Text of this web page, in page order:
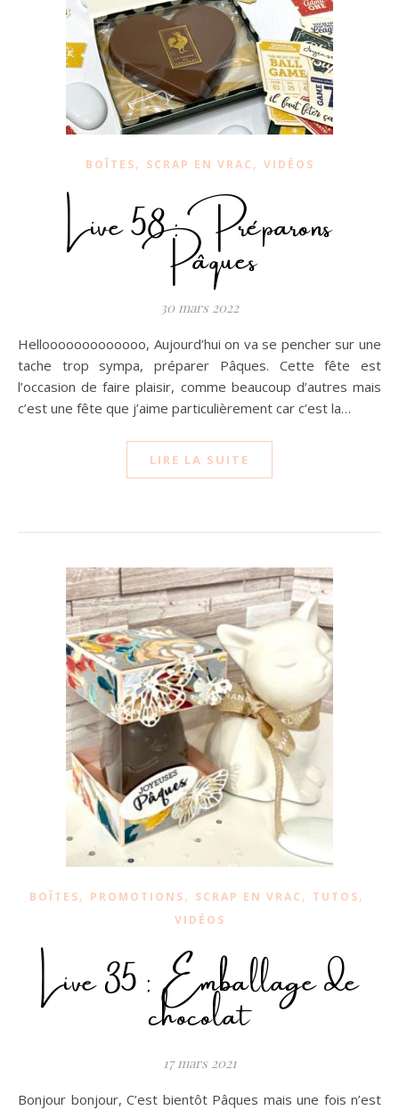
BOÎTES, SCRAP EN VRAC , VIDÉOS
Live 58 : Préparons
Pâques
30 mars 2022
Hellooooooooooooo, Aujourd’hui on va se pencher sur une
tache trop sympa, préparer Pâques. Cette fête est
l’occasion de faire plaisir, comme beaucoup d’autres mais
c’est une fête que j’aime particulièrement car c’est la…
LIRE LA SUITE
BOÎTES, PROMOTIONS, SCRAP EN VRAC , TUTOS,
VIDÉOS
Live 35 : Emballage de
chocolat
17 mars 2021
Bonjour bonjour, C’est bientôt Pâques mais une fois n’est